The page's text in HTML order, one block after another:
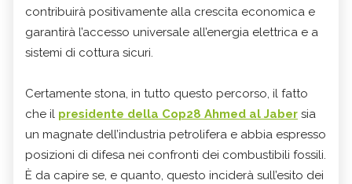
contribuirà positivamente alla crescita economica e
garantirà l’accesso universale all’energia elettrica e a
sistemi di cottura sicuri.
Certamente stona, in tutto questo percorso, il fatto
che il presidente della Cop28 Ahmed al Jaber sia
un magnate dell’industria petrolifera e abbia espresso
posizioni di difesa nei confronti dei combustibili fossili.
È da capire se, e quanto, questo inciderà sull’esito dei